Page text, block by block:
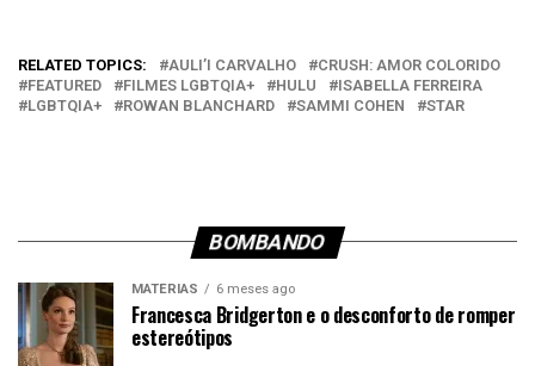
RELATED TOPICS: AULI’I CARVALHO
CRUSH: AMOR COLORIDO
FEATURED
FILMES LGBTQIA+ HULU
ISABELLA FERREIRA
LGBTQIA+
ROWAN BLANCHARD SAMMI COHEN STAR
BOMBANDO
MATÉRIAS 6 meses ago
Francesca Bridgerton e o desconforto de romper
estereótipos